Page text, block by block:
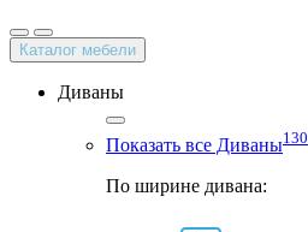
Каталог мебели
Диваны
Показать все Диваны130
По ширине дивана: